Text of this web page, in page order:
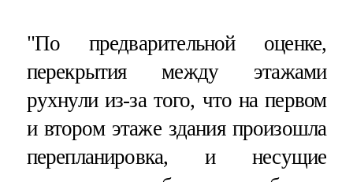
"По предварительной оценке,
перекрытия между этажами
рухнули из-за того, что на первом
и втором этаже здания произошла
перепланировка, и несущие